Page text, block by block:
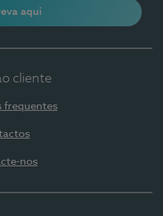
aqui
cliente
frequentes
nos